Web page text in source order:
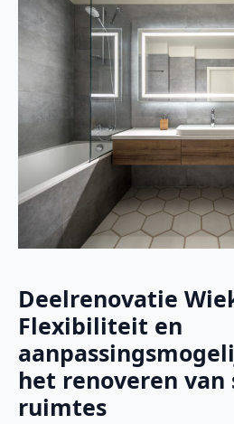
Deelrenovatie
Flexibiliteit en
het renoveren van
ruimtes